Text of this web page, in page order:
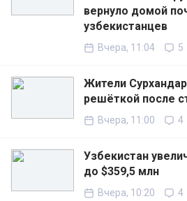
вернуло домой
узбекистанцев
Вчера, 11:04 5
Жители
решёткой после
Вчера, 11:00 4
Узбекистан
до $359,5 млн
Вчера, 10:20 4